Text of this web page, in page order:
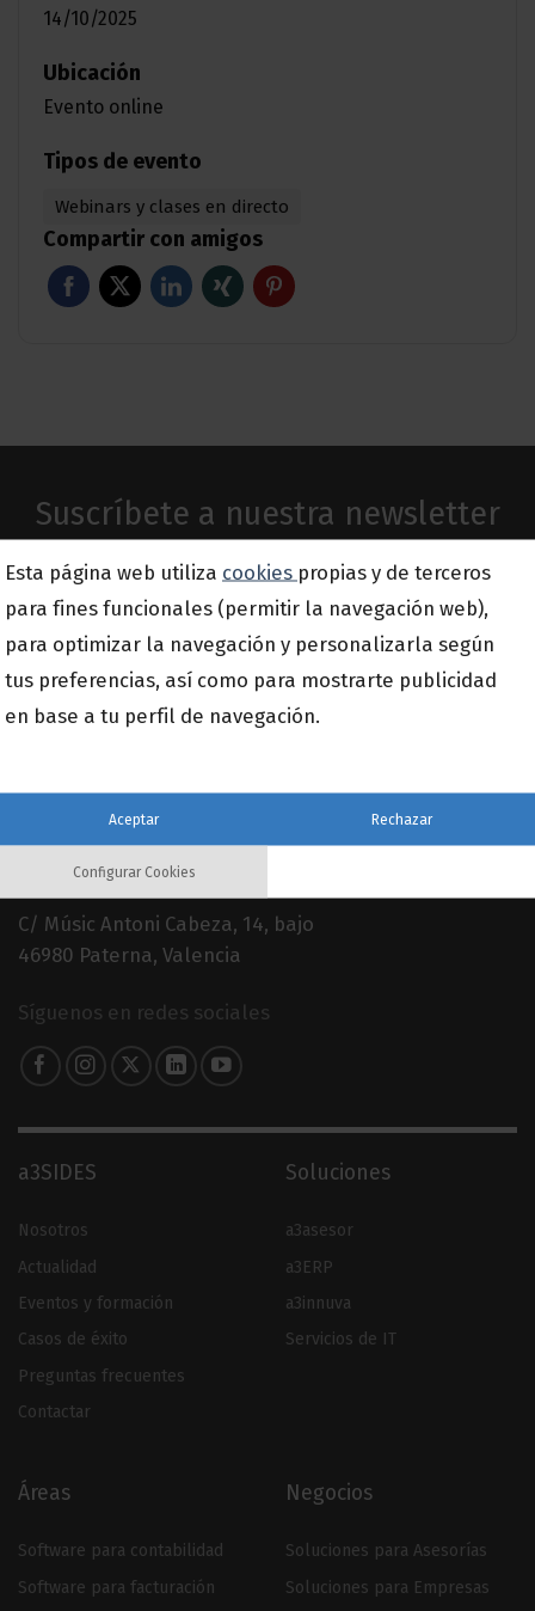
14/10/2025
Ubicación
Evento online
Tipos de evento
Webinars y clases en directo
Compartir con amigos
Suscríbete a nuestra newsletter
Email
*
960 079 900
C/ Músic Antoni Cabeza, 14, bajo
46980 Paterna, Valencia
Síguenos en redes sociales
a3SIDES
Nosotros
Actualidad
Eventos y formación
Casos de éxito
Preguntas frecuentes
Contactar
Soluciones
a3asesor
a3ERP
a3innuva
Servicios de IT
Áreas
Software para contabilidad
Software para facturación
Negocios
Soluciones para Asesorías
Soluciones para Empresas
Esta página web utiliza cookies propias y de terceros
para fines funcionales (permitir la navegación web),
para optimizar la navegación y personalizarla según
tus preferencias, así como para mostrarte publicidad
en base a tu perfil de navegación.
Aceptar Rechazar
Configurar Cookies